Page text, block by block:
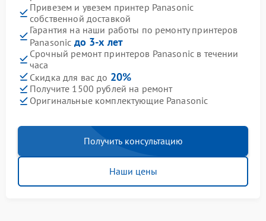
Привезем и увезем принтер Panasonic
собственной доставкой
Гарантия на наши работы по ремонту принтеров
Panasonic до 3-х лет
Срочный ремонт принтеров Panasonic в течении
часа
Скидка для вас до 20%
Получите 1500 рублей на ремонт
Оригинальные комплектующие Panasonic
Получить консультацию
Наши цены